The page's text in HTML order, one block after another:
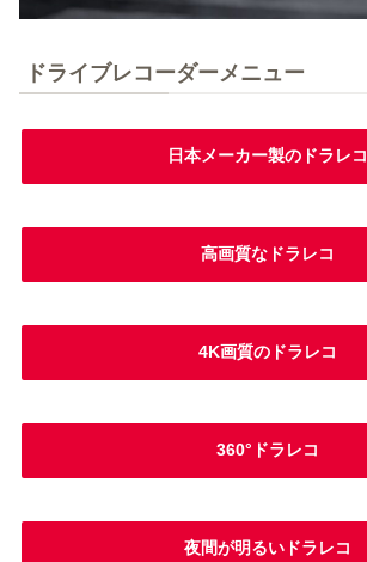
ドライブレコーダーメニュー
日本メーカー製のドラレコ
高画質なドラレコ
4K画質のドラレコ
360°ドラレコ
夜間が明るいドラレコ